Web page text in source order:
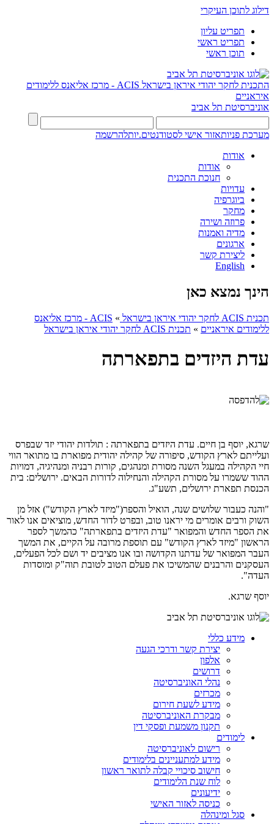
דילוג לתוכן העיקרי
תפריט עליון
תפריט ראשי
תוכן ראשי
התכנית לחקר יהודי איראן בישראל
ACIS - מרכז אליאנס ללימודים
איראניים
אוניברסיטת תל אביב
מערכת פניותאזור אישי לסטודנטים.יותלהרשמה
אודות
אודות
חנוכת התכנית
עדויות
ביוגרפיה
מחקר
פרוזה ושירה
מדיה ואמנות
ארגונים
ליצירת קשר
English
הינך נמצא כאן
תכנית ACIS לחקר יהודי איראן בישראל »
ACIS - מרכז אליאנס
ללימודים איראניים » תכנית ACIS לחקר יהודי איראן בישראל
עדת היזדים בתפארתה
שרגא, יוסף בן חיים. עדת היזדים בתפארתה : תולדות יהודי יזד שבפרס
ועלייתם לארץ הקודש, סיפורה של קהילה יהודית מפוארת בו מתואר הווי
חיי הקהילה במעגל השנה מסורת ומנהגים, קורות רבניה ומנהיגיה, דמויות
ההוד ששמרו על מסורת הקהילה והנחילוה לדורות הבאים. ירושלים: בית
הכנסת תפארת ירושלים, תשע"ג.
"והנה כעבור שלושים שנה, הואיל והספר("מיזד לארץ הקודש") אזל מן
השוק ורבים אומרים מי יראנו טוב, ובפרט לדור החדש, מוציאים אנו לאור
את הספר החדש והמפואר "עדת היזדים בתפארתה" כהמשך לספר
הראשון "מיזד לארץ הקודש" עם תוספת מרובה על הקיים, את המשך
העבר המפואר של עדתנו הקדושה ובו אנו מציבים יד ושם לכל הפעלים,
העסקנים והרבנים שהמשיכו את פעלם הטוב לטובת תוה"ק ומוסדות
העדה".
יוסף שרגא.
מידע כללי
יצירת קשר ודרכי הגעה
אלפון
דרושים
נהלי האוניברסיטה
מכרזים
מידע לשעת חירום
מבקרת האוניברסיטה
תקנון משמעת ופסקי דין
לימודים
רישום לאוניברסיטה
מידע למתעניינים בלימודים
חישוב סיכויי קבלה לתואר ראשון
לוח שנת הלימודים
ידיעונים
כניסה לאזור האישי
סגל ומינהלה